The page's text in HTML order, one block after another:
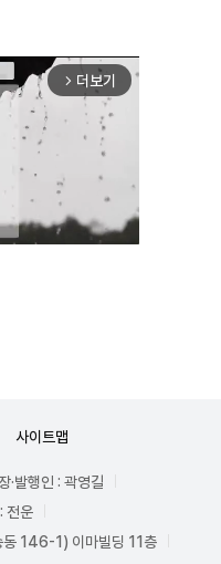
arrow_forward_ios 더보기
사이트맵
·발행인 : 곽영길
전운
동 146-1) 이마빌딩 11층